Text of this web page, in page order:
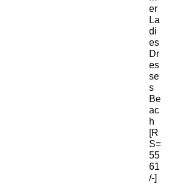
er
La
di
es
Dr
es
se
s
Be
ac
h
[R
S=
55
61
/-]